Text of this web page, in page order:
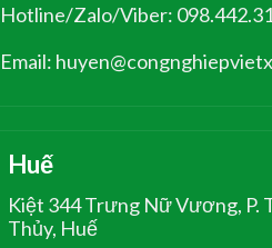
Hotline/Zalo/Viber:
Email:
Huế
Kiệt 344 Trưng Nữ Vương,
Thủy, Huế